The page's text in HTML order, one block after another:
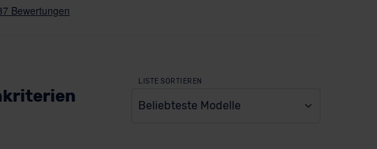
LISTE SORTIEREN
Beliebteste Modelle